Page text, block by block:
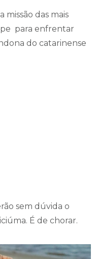
das mais
para enfrentar
do catarinense
sem dúvida o
É de chorar.